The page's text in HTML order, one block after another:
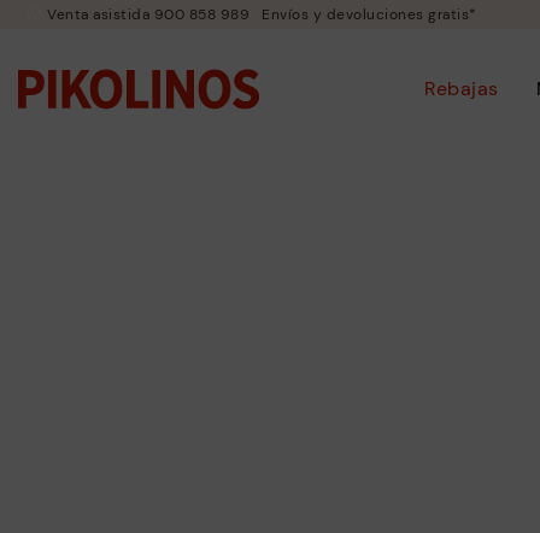
Venta asistida 900 858 989 Envíos y devoluciones gratis*
Rebajas